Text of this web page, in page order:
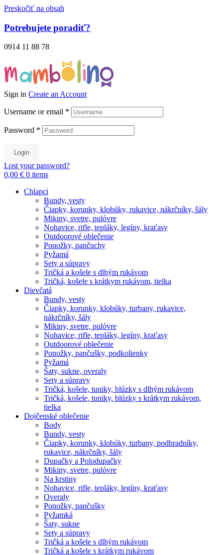
Preskočiť na obsah
Potrebujete poradiť?
0914 11 88 78
Sign in Create an Account
Username or email *
Password *
Login
Lost your password?
0,00 € 0 items
Chlapci
Bundy, vesty
Čiapky, korunky, klobúky, rukavice, nákrčníky, šály
Mikiny, svetre, pulóvre
Nohavice, rifle, tepláky, legíny, kraťasy
Outdoorové oblečenie
Ponožky, pančuchy
Pyžamá
Sety a súpravy
Tričká a košele s dlhým rukávom
Tričká, košele s krátkym rukávom, tielka
Dievčatá
Bundy, vesty
Čiapky, korunky, klobúky, turbany, rukavice,
nákrčníky, šály
Mikiny, svetre, pulóvre
Nohavice, rifle, tepláky, legíny, kraťasy
Outdoorové oblečenie
Ponožky, pančušky, podkolienky
Pyžamá
Šaty, sukne, overaly
Sety a súpravy
Tričká, košele, tuniky, blúzky s dlhým rukávom
Tričká, košele, tuniky, blúzky s krátkym rukávom,
tielka
Dojčenské oblečenie
Body
Bundy, vesty
Čiapky, korunky, klobúky, turbany, podbradníky,
rukavice, nákrčníky, šály
Dupačky a Polodupačky
Mikiny, svetre, pulóvre
Na krstiny
Nohavice, rifle, tepláky, legíny, kraťasy
Overaly
Ponožky, pančušky
Pyžamká
Šaty, sukne
Sety a súpravy
Tričká a košele s dlhým rukávom
Tričká a košele s krátkym rukávom